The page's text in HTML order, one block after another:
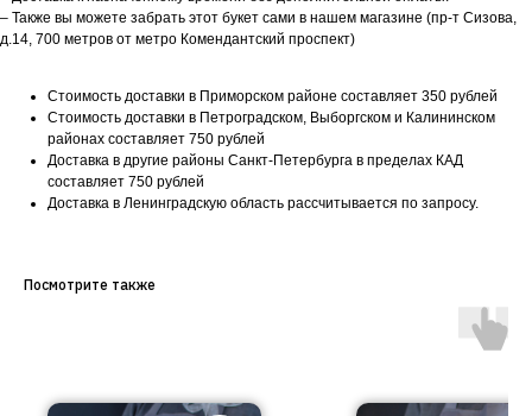
– Также вы можете забрать этот букет сами в нашем магазине (пр-т Сизова,
д.14, 700 метров от метро Комендантский проспект)
Стоимость доставки в Приморском районе составляет 350 рублей
Стоимость доставки в Петроградском, Выборгском и Калининском
районах составляет 750 рублей
Доставка в другие районы Санкт-Петербурга в пределах КАД
составляет 750 рублей
Доставка в Ленинградскую область рассчитывается по запросу.
Посмотрите также